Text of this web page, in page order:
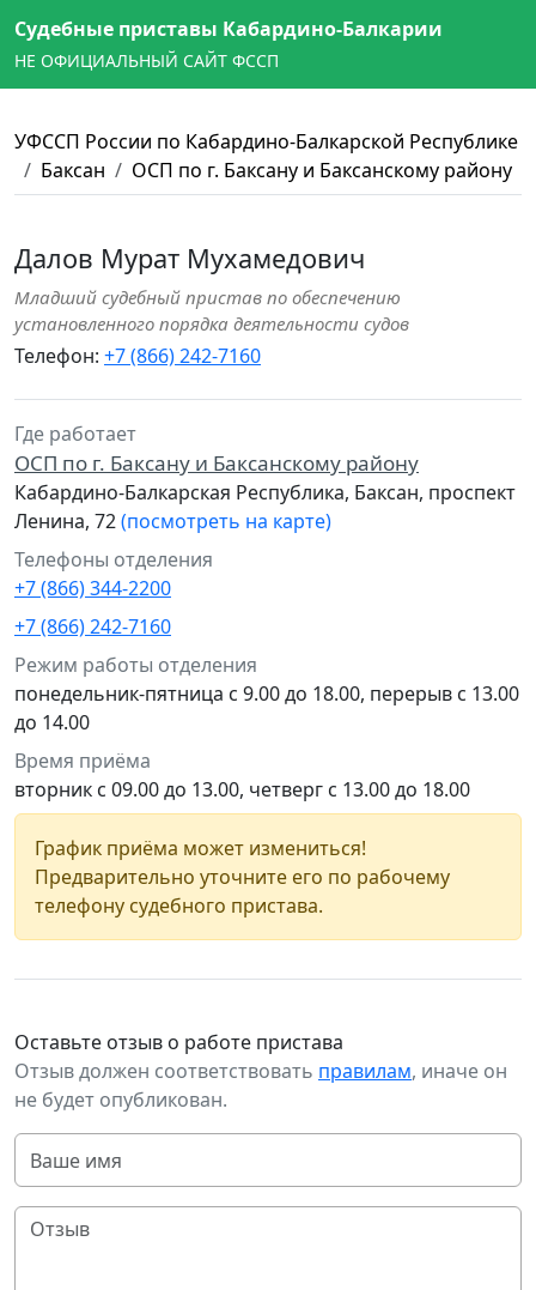
Судебные приставы Кабардино-Балкарии
НЕ ОФИЦИАЛЬНЫЙ САЙТ ФССП
УФССП России по Кабардино-Балкарской Республике
Баксан
ОСП по г. Баксану и Баксанскому району
Далов Мурат Мухамедович
Младший судебный пристав по обеспечению
установленного порядка деятельности судов
Телефон: +7 (866) 242-7160
Где работает
ОСП по г. Баксану и Баксанскому району
Кабардино-Балкарская Республика, Баксан, проспект
Ленина, 72(посмотреть на карте)
Телефоны отделения
+7 (866) 344-2200
+7 (866) 242-7160
Режим работы отделения
понедельник-пятница с 9.00 до 18.00, перерыв с 13.00
до 14.00
Время приёма
вторник с 09.00 до 13.00, четверг с 13.00 до 18.00
График приёма может измениться!
Предварительно уточните его по рабочему
телефону судебного пристава.
Оставьте отзыв о работе пристава
Отзыв должен соответствовать правилам, иначе он
не будет опубликован.